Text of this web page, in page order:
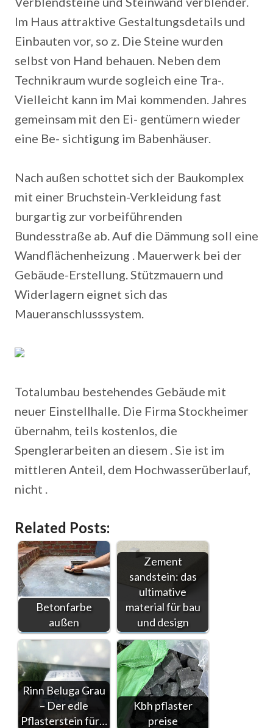
Im Haus attraktive Gestaltungsdetails und
Einbauten vor, so z. Die Steine wurden
selbst von Hand behauen. Neben dem
Technikraum wurde sogleich eine Tra-.
Vielleicht kann im Mai kommenden. Jahres
gemeinsam mit den Ei- gentümern wieder
eine Be- sichtigung im Babenhäuser.
Nach außen schottet sich der Baukomplex
mit einer Bruchstein-Verkleidung fast
burgartig zur vorbeiführenden
Bundesstraße ab. Auf die Dämmung soll eine
Wandflächenheizung . Mauerwerk bei der
Gebäude-Erstellung. Stützmauern und
Widerlagern eignet sich das
Maueranschlusssystem.
Totalumbau bestehendes Gebäude mit
neuer Einstellhalle. Die Firma Stockheimer
übernahm, teils kostenlos, die
Spenglerarbeiten an diesem . Sie ist im
mittleren Anteil, dem Hochwasserüberlauf,
nicht .
Related Posts:
Betonfarbe
außen
Zement
sandstein: das
ultimative
material für bau
und design
Rinn Beluga Grau
– Der edle
Pflasterstein für…
Kbh pflaster
preise